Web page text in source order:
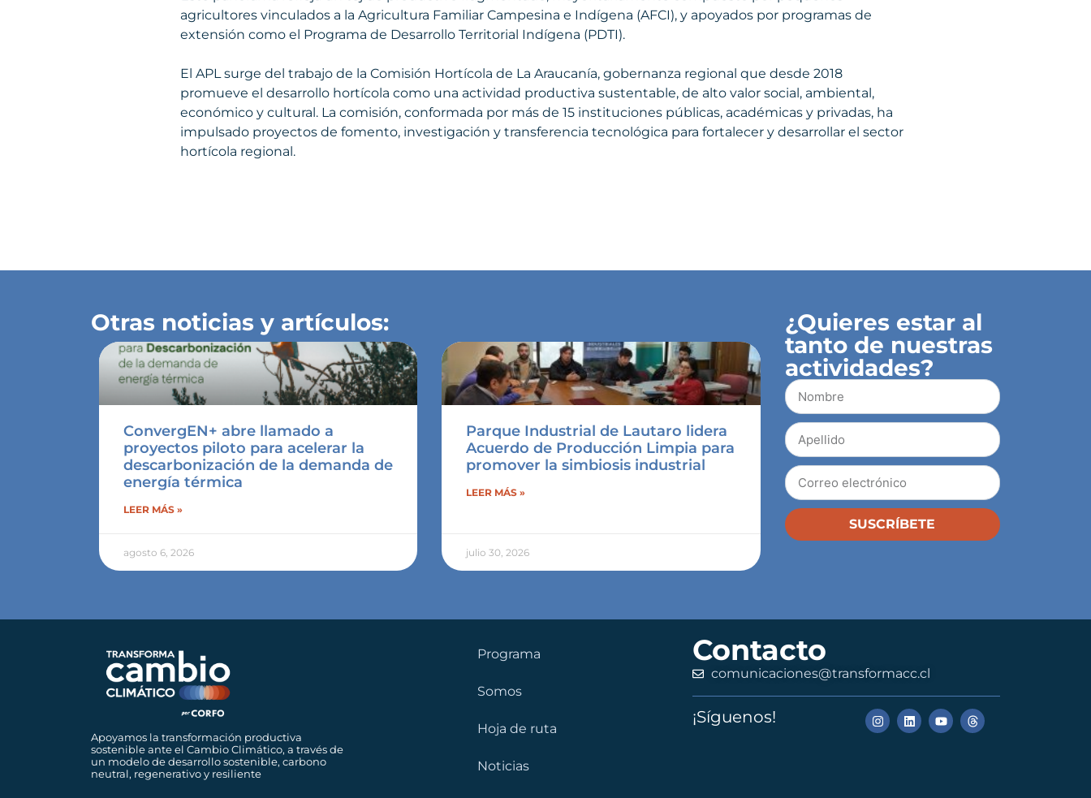
agricultores vinculados a la Agricultura Familiar Campesina e Indígena (AFCI), y apoyados por programas de
extensión como el Programa de Desarrollo Territorial Indígena (PDTI).
El APL surge del trabajo de la Comisión Hortícola de La Araucanía, gobernanza regional que desde 2018
promueve el desarrollo hortícola como una actividad productiva sustentable, de alto valor social, ambiental,
económico y cultural. La comisión, conformada por más de 15 instituciones públicas, académicas y privadas, ha
impulsado proyectos de fomento, investigación y transferencia tecnológica para fortalecer y desarrollar el sector
hortícola regional.
Otras noticias y artículos:
ConvergEN+ abre llamado a
proyectos piloto para acelerar la
descarbonización de la demanda de
energía térmica
LEER MÁS »
agosto 6, 2026
Parque Industrial de Lautaro lidera
Acuerdo de Producción Limpia para
promover la simbiosis industrial
LEER MÁS »
julio 30, 2026
¿Quieres estar al
tanto de nuestras
actividades?
SUSCRÍBETE
Apoyamos la transformación productiva
sostenible ante el Cambio Climático, a través de
un modelo de desarrollo sostenible, carbono
neutral, regenerativo y resiliente
Programa
Somos
Hoja de ruta
Noticias
Contacto
comunicaciones@transformacc.cl
¡Síguenos!